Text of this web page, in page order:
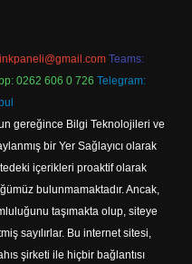
Teams:
0262 606 0 726 Telegram:
gereğince Bilgi Teknolojileri ve
bir Yer Sağlayıcı olarak
içerikleri proaktif olarak
bulunmamaktadır. Ancak,
taşımakta olup, siteye
sayılırlar. Bu internet sitesi,
şirketi ile hiçbir bağlantısı